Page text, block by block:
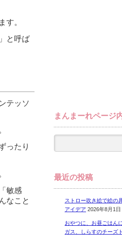
す。
と呼ば
テッソ
ったり
敏感
なこと
まんまーれページ
最近の投稿
ストロー吹き絵で絵の
アイデア 2026年8月1日
おやつに、お昼ごはん
ガス、しらすのチーズ